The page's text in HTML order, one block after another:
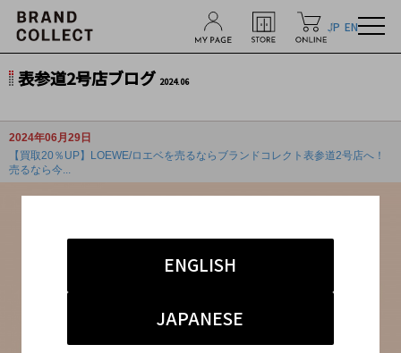
JP EN
ENGLISH
JAPANESE
表参道2号店ブログ 2024.06
2024年06月29日
【買取20％UP】LOEWE/ロエベを売るならブランドコレクト表参道2号店へ！
売るなら今...